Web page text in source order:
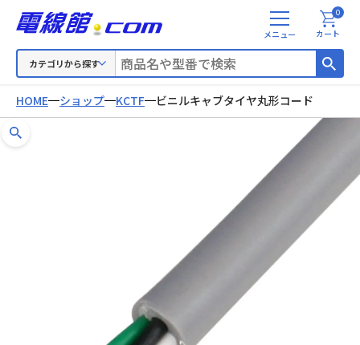
カテゴリから探す
メ
ニ
カート
0
HOME ショップ KCTF ビニルキャブタイヤ丸形コード